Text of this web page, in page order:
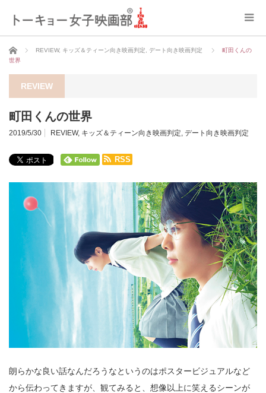
ホーム REVIEW, キッズ＆ティーン向き映画判定 デート向き映画判定
町田くんの
世界
REVIEW
町田くんの世界
2019/5/30 REVIEW, キッズ＆ティーン向き映画判定, デート向き映画判定
RSS
朗らかな良い話なんだろうなというのはポスタービジュアルなど
から伝わってきますが、観てみると、想像以上に笑えるシーンが